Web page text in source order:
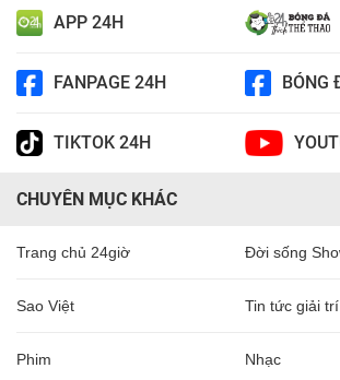
APP 24H
FANPAGE 24H BÓNG
TIKTOK 24H
CHUYÊN MỤC KHÁC
Trang chủ 24giờ Đời sống
Sao Việt Tin tức giải trí
Phim Nhạc